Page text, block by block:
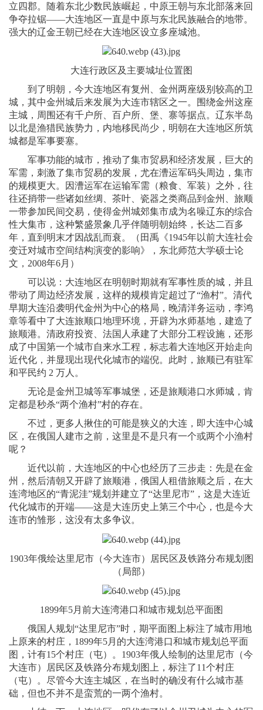
立四郡。随着东北少数民族崛起，中原王朝与东北部落来回
争夺拉锯——大连地区一直是中原与东北民族融合的地带。
强大的辽金王朝已经在大连地区设立多座城池。
大连行政区及主要城址位置图
到了明朝，今大连地区有复州、金州两座级别较高的卫
城，其中金州城后来发展为大连市辖区之一。围绕金州这座
主城，周围还有千户所、百户所、堡、寨等据点。辽东半岛
以北是渔猎民族势力，内地移民尚少，明朝在大连地区所筑
城都是军事要塞。
军事功能的城市，推动了集市贸易和经济发展，巨大的
军需，刺激了集市贸易的发展，尤在漕运军码头周边，集市
的规模更大。因漕运军在运输军需（粮食、军装）之外，往
往还捎带一些诸如丝绸、茶叶、瓷器之类商品到金州、旅顺
一带参加民间交易，使得金州城郊集市成为名噪辽东的综合
性大集市，这种繁盛景象几乎伴随明朝始终，长达二百多
年，直到明末才因战乱而衰。（田禹《1945年以前大连社会
变迁对城市空间结构演变的影响》，东北师范大学硕士论
文，2008年6月）
可以说：大连地区在明朝时期就有军事性质的城，并且
带动了周边经济发展，这样的规模肯定超过了“渔村”。清代
早期大连沿袭明代金州为中心的格局，晚清洋务运动，李鸿
章等看中了大连旅顺口地理环境，开辟为水师基地，建造了
旅顺港。清政府投资、法国人承建了大部分工程设施，还形
成了中国第一个城市自来水工程，标志着大连地区开始走向
近代化，并显现出现代化城市的端倪。此时，旅顺已有驻军
和平民约 2 万人。
无论是金州卫城等军事城堡，还是旅顺港口水师城，肯
定都是秒杀“两个渔村”村的存在。
不过，更多人揪住的可能是狭义的大连，即大连中心城
区，在俄国人建市之前，这里是不是只有一个或两个小渔村
呢？
近代以前，大连地区的中心也经历了三步走：先是在金
州，然后清朝又开辟了旅顺港，俄国人租借旅顺之后，在大
连湾地区的“青泥洼”规划并建立了“达里尼市”，这是大连近
代化城市的开端——这是大连历史上第三个中心，也是今大
连市的雏形，这没有太多争议。
1903年俄绘达里尼市（今大连市）居民区及铁路分布规划图
（局部）
1899年5月前大连湾港口和城市规划总平面图
俄国人规划“达里尼市”时，期平面图上标注了城市用地
上原来的村庄，1899年5月的大连湾港口和城市规划总平面
图，计有15个村庄（屯）。1903年俄人绘制的达里尼市（今
大连市）居民区及铁路分布规划图上，标注了11个村庄
（屯）。尽管今大连主城区，在当时的确没有什么城市基
础，但也不并不是蛮荒的一两个渔村。